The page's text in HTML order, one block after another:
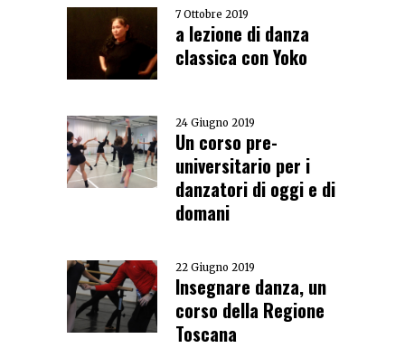
7 Ottobre 2019
a lezione di danza
classica con Yoko
24 Giugno 2019
Un corso pre-
universitario per i
danzatori di oggi e di
domani
22 Giugno 2019
Insegnare danza, un
corso della Regione
Toscana